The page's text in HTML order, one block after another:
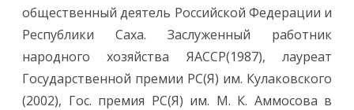
общественный деятель Российской Федерации и
Республики Саха. Заслуженный работник
народного хозяйства ЯАССР(1987), лауреат
Государственной премии РС(Я) им. Кулаковского
(2002), Гос. премия РС(Я) им. М. К. Аммосова в